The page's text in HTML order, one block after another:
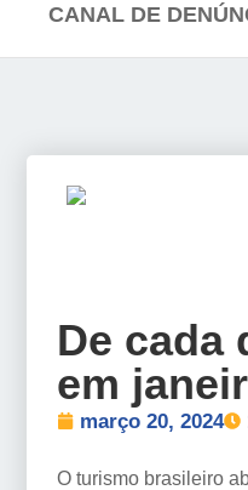
CANAL DE
De cada
em
março 20, 2024
O turismo brasileiro